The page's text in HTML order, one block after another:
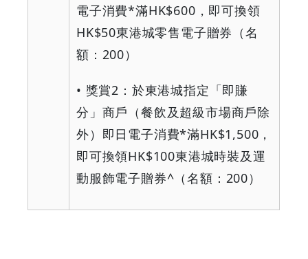
電子消費*滿HK$600 ，即可換領
HK$50東港城零售電子贈券（名
額： 200）
• 獎賞2 ：於東港城指定「即賺
分」商戶（餐飲及超級市場商戶除
外）即日電子消費*滿HK$1,500 ，
即可換領HK$100東港城時裝及運
動服飾電子贈券^ （名額： 200）